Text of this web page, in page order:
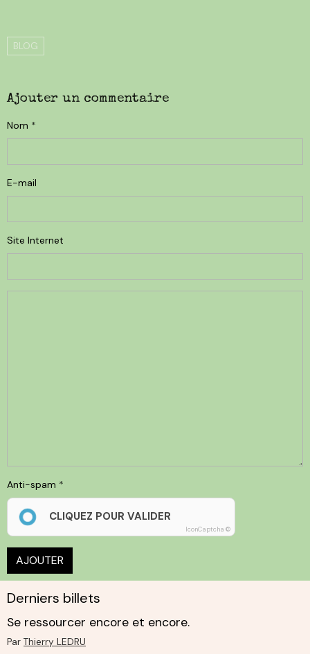
BLOG
Ajouter un commentaire
Nom
E-mail
Site Internet
Anti-spam
CLIQUEZ POUR VALIDER
IconCaptcha ©
AJOUTER
Derniers billets
Se ressourcer encore et encore.
Par Thierry LEDRU